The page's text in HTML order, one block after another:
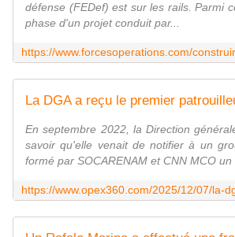
défense (FEDef) est sur les rails. Parmi
phase d'un projet conduit par...
En septembre 2022, la Direction
savoir qu'elle venait de notifier à un
formé par SOCARENAM et CNN MCO un